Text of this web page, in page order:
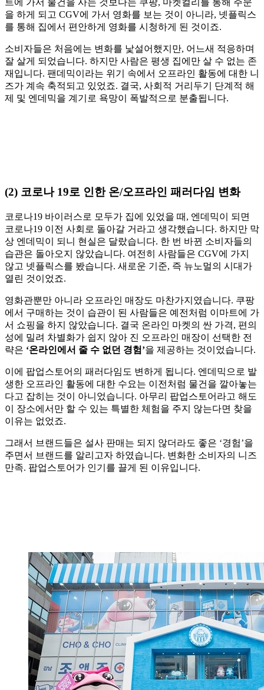
트에 가서 물건을 사는 것보다는 쿠팡, 마켓컬리를 통해 주문
을 하게 되고 CGV에 가서 영화를 보는 것이 아니라, 넷플릭스
를 통해 집에서 편안하게 영화를 시청하게 된 것이죠.
소비자들은 처음에는 변화를 낯설어했지만, 어느새 적응하며
잘 살게 되었습니다. 하지만 사람은 평생 집에만 살 수 없는 존
재입니다. 팬데믹이라는 위기 속에서 오프라인 활동에 대한 니
즈가 계속 축적되고 있었죠. 결국, 사회적 거리두기 단계적 해
제 및 엔데믹을 계기로 욕망이 폭발적으로 분출됩니다.
(2) 코로나 19로 인한 온/오프라인 패러다임 변화
코로나19 바이러스로 모두가 집에 있었을 때, 엔데믹이 되면
코로나19 이전 사회로 돌아갈 거라고 생각했습니다. 하지만 막
상 엔데믹이 되니 현실은 달랐습니다. 한 번 바뀐 소비자들의
습관은 돌아오지 않았습니다. 여전히 사람들은 CGV에 가지
않고 넷플릭스를 봤습니다. 새로운 기준, 즉 뉴노멀의 시대가
열린 것이었죠.
영화관뿐만 아니라 오프라인 매장도 마찬가지였습니다. 쿠팡
에서 구매하는 것이 습관이 된 사람들은 예전처럼 이마트에 가
서 쇼핑을 하지 않았습니다. 결국 온라인 마켓의 싼 가격, 편의
성에 밀려 차별화가 쉽지 않아 진 오프라인 매장이 선택한 전
략은 ‘온라인에서 줄 수 없던 경험’을 제공하는 것이었습니다.
이에 팝업스토어의 패러다임도 변하게 됩니다. 엔데믹으로 발
생한 오프라인 활동에 대한 수요는 이전처럼 물건을 깔아놓는
다고 잡히는 것이 아니었습니다. 아무리 팝업스토어라고 해도
이 장소에서만 할 수 있는 특별한 체험을 주지 않는다면 찾을
이유는 없었죠.
그래서 브랜드들은 설사 판매는 되지 않더라도 좋은 ‘경험’을
주면서 브랜드를 알리고자 하였습니다. 변화한 소비자의 니즈
만족. 팝업스토어가 인기를 끌게 된 이유입니다.